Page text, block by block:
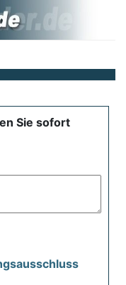
Sie sofort